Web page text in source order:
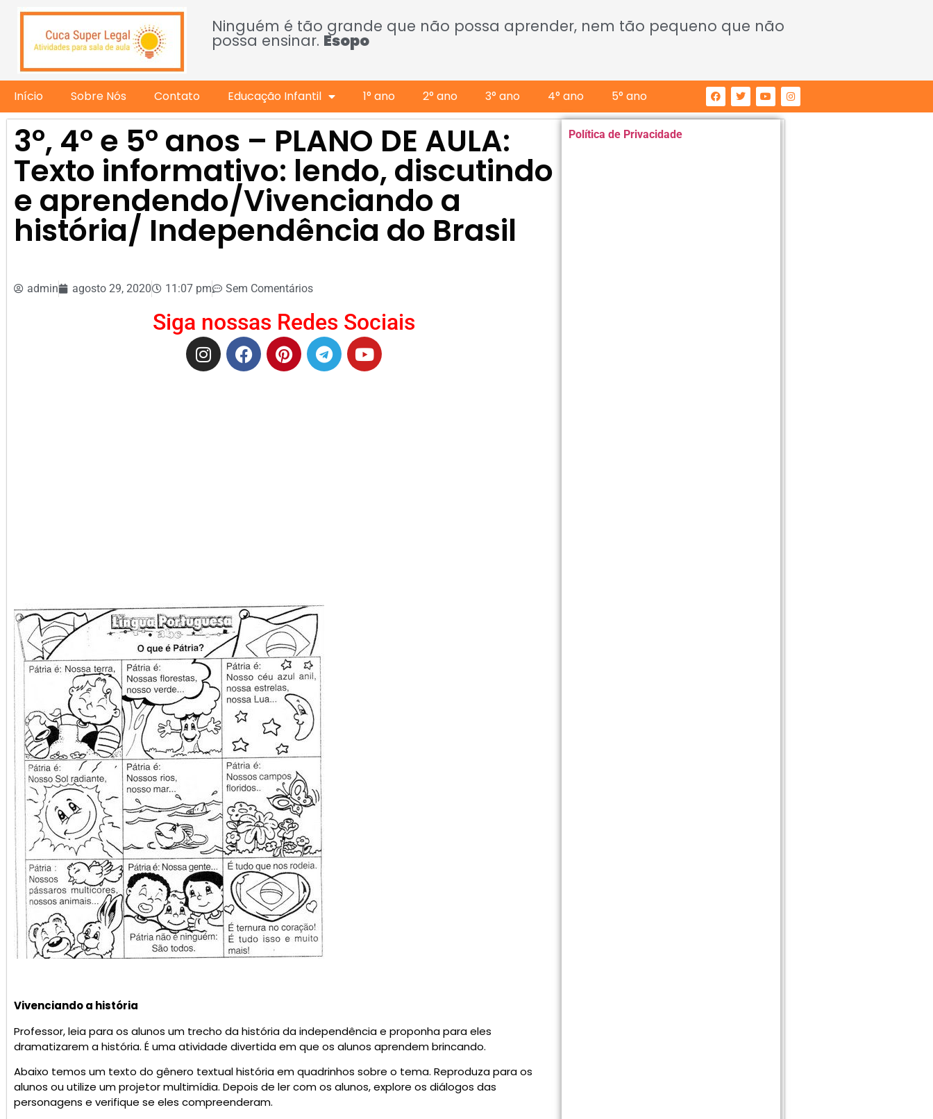
Ninguém é tão grande que não possa aprender, nem tão pequeno que não
possa ensinar. Esopo
Início Sobre Nós Contato Educação Infantil 1° ano 2° ano 3° ano 4° ano 5° ano
3º, 4º e 5º anos – PLANO DE AULA:
Texto informativo: lendo, discutindo
e aprendendo/Vivenciando a
história/ Independência do Brasil
admin agosto 29, 2020 11:07 pm Sem Comentários
Siga nossas Redes Sociais
Vivenciando a história
Professor, leia para os alunos um trecho da história da independência e proponha para eles
dramatizarem a história. É uma atividade divertida em que os alunos aprendem brincando.
Abaixo temos um texto do gênero textual história em quadrinhos sobre o tema. Reproduza para os
alunos ou utilize um projetor multimídia. Depois de ler com os alunos, explore os diálogos das
personagens e verifique se eles compreenderam.
Política de Privacidade